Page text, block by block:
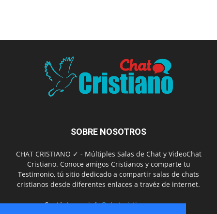
SOBRE NOSOTROS
CHAT CRISTIANO ✓ - Múltiples Salas de Chat y VideoChat
Cristiano. Conoce amigos Cristianos y comparte tu
Testimonio, tú sitio dedicado a compartir salas de chats
cristianos desde diferentes enlaces a travéz de internet.
Contáctanos:info@chatcristiano.com.ar